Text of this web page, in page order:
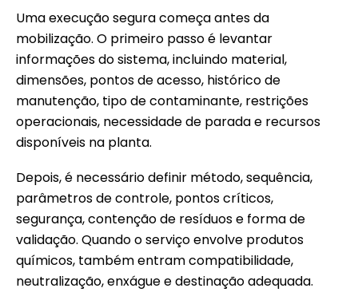
Uma execução segura começa antes da
mobilização. O primeiro passo é levantar
informações do sistema, incluindo material,
dimensões, pontos de acesso, histórico de
manutenção, tipo de contaminante, restrições
operacionais, necessidade de parada e recursos
disponíveis na planta.
Depois, é necessário definir método, sequência,
parâmetros de controle, pontos críticos,
segurança, contenção de resíduos e forma de
validação. Quando o serviço envolve produtos
químicos, também entram compatibilidade,
neutralização, enxágue e destinação adequada.